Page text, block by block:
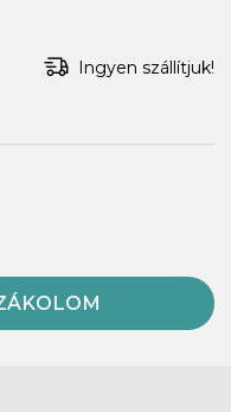
Ingyen szállítjuk!